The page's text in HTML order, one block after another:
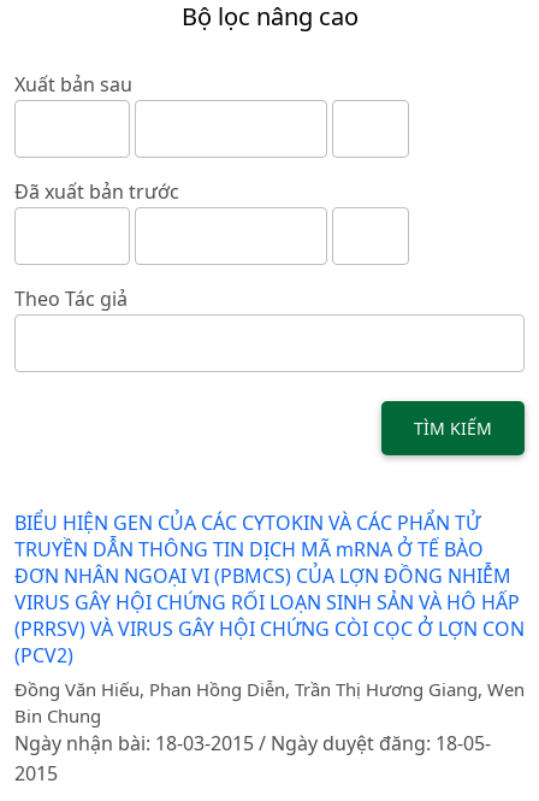
Bộ lọc nâng cao
Xuất bản sau
Đã xuất bản trước
Theo Tác giả
TÌM KIẾM
BIỂU HIỆN GEN CỦA CÁC CYTOKIN VÀ CÁC PHẨN TỬ
TRUYỀN DẪN THÔNG TIN DỊCH MÃ mRNA Ở TẾ BÀO
ĐƠN NHÂN NGOẠI VI (PBMCS) CỦA LỢN ĐỒNG NHIỄM
VIRUS GÂY HỘI CHỨNG RỐI LOẠN SINH SẢN VÀ HÔ HẤP
(PRRSV) VÀ VIRUS GÂY HỘI CHỨNG CÒI CỌC Ở LỢN CON
(PCV2)
Đồng Văn Hiếu, Phan Hồng Diễn, Trần Thị Hương Giang, Wen
Bin Chung
Ngày nhận bài: 18-03-2015 / Ngày duyệt đăng: 18-05-
2015